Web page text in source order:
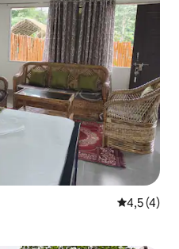
4,5 de
4,5 (4)